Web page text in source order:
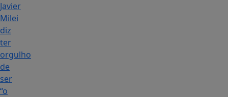
Javier
Milei
diz
ter
orgulho
de
ser
“o